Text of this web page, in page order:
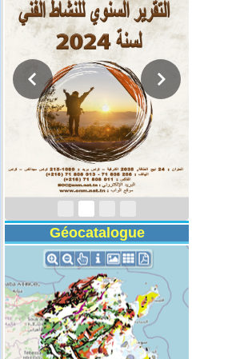
Rapport d'activités
2024
Géocatalogue